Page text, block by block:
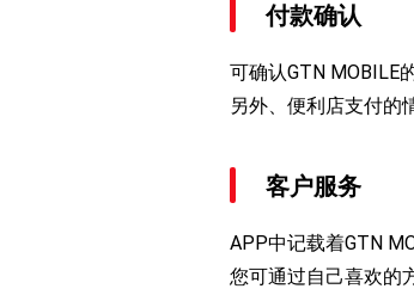
付款确认
可确认GTN MOBILE
另外、便利店支付的
客户服务
APP中记载着GTN
您可通过自己喜欢的